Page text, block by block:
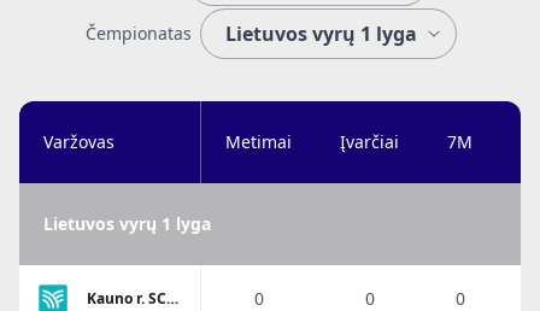
Čempionatas
Varžovas Metimai Įvarčiai 7M
Lietuvos vyrų 1 lyga
Kauno r. SC-
0 0 0